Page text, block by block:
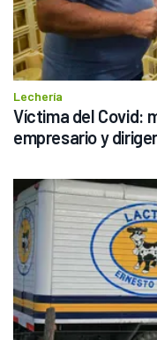
Lechería
Víctima del Covid:
empresario y